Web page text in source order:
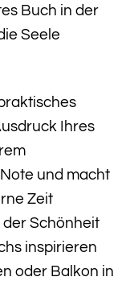
Buch in der
Seele
Ihres
und macht
Zeit
der Schönheit
inspirieren
oder Balkon in